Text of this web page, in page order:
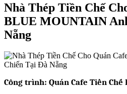
Nhà Thép Tiền Chế
BLUE MOUNTAIN
Nẵng
Công trình: Quán Cafe Tiền Chế